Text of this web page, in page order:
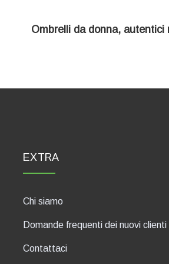
Ombrelli da donna, autentici
EXTRA
Chi siamo
Domande frequenti dei nuovi clienti
Contattaci